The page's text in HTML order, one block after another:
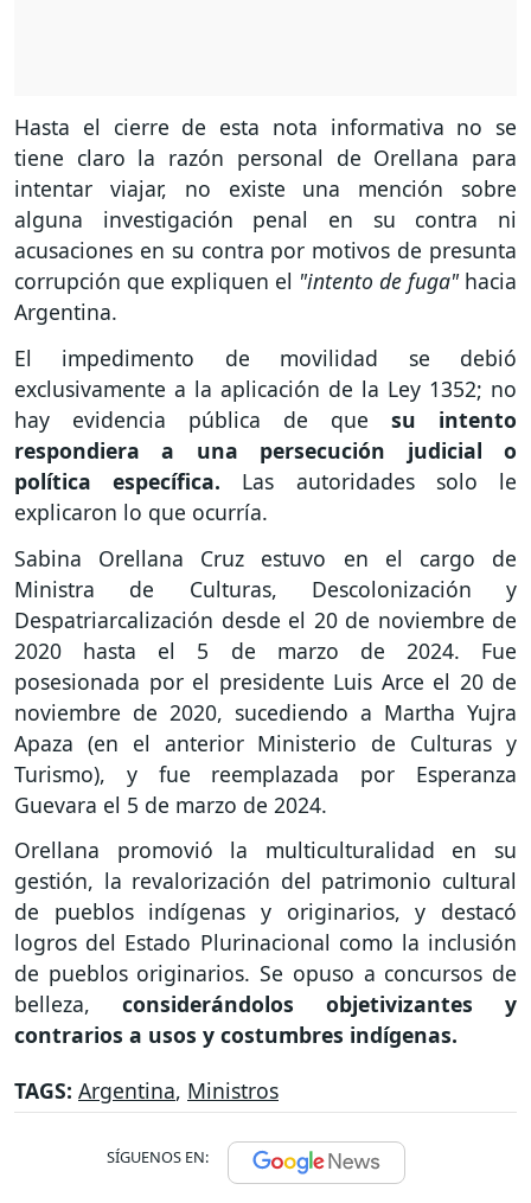
Hasta el cierre de esta nota informativa no se
tiene claro la razón personal de Orellana para
intentar viajar, no existe una mención sobre
alguna investigación penal en su contra ni
acusaciones en su contra por motivos de presunta
corrupción que expliquen el "intento de fuga" hacia
Argentina.
El impedimento de movilidad se debió
exclusivamente a la aplicación de la Ley 1352; no
hay evidencia pública de que su intento
respondiera a una persecución judicial o
política específica. Las autoridades solo le
explicaron lo que ocurría.
Sabina Orellana Cruz estuvo en el cargo de
Ministra de Culturas, Descolonización y
Despatriarcalización desde el 20 de noviembre de
2020 hasta el 5 de marzo de 2024. Fue
posesionada por el presidente Luis Arce el 20 de
noviembre de 2020, sucediendo a Martha Yujra
Apaza (en el anterior Ministerio de Culturas y
Turismo), y fue reemplazada por Esperanza
Guevara el 5 de marzo de 2024.
Orellana promovió la multiculturalidad en su
gestión, la revalorización del patrimonio cultural
de pueblos indígenas y originarios, y destacó
logros del Estado Plurinacional como la inclusión
de pueblos originarios. Se opuso a concursos de
belleza, considerándolos objetivizantes y
contrarios a usos y costumbres indígenas.
TAGS: Argentina, Ministros
SÍGUENOS EN: